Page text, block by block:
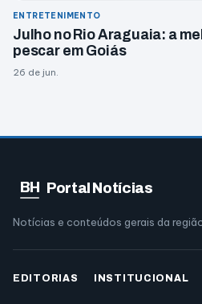
ENTRETENIMENTO
Julho no Rio Araguaia: a
pescar em Goiás
26 de jun.
BH Portal Notícias
Notícias e conteúdos gerais da
EDITORIAS INSTITUCIONAL